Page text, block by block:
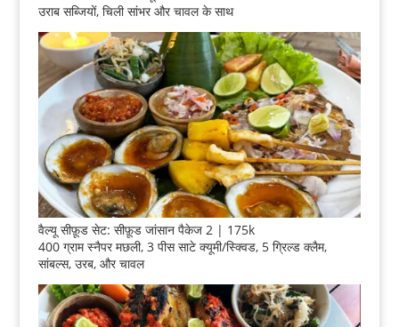
उराब सब्जियों, चिली सांभर और चावल के साथ
वैल्यू सीफ़ूड सेट: सीफ़ूड जांसान पैकेज 2 | 175k
400 ग्राम स्नैपर मछली, 3 पीस साटे क्यूमी/स्क्विड, 5 ग्रिल्ड क्लैम,
सांबल्स, उरब, और चावल